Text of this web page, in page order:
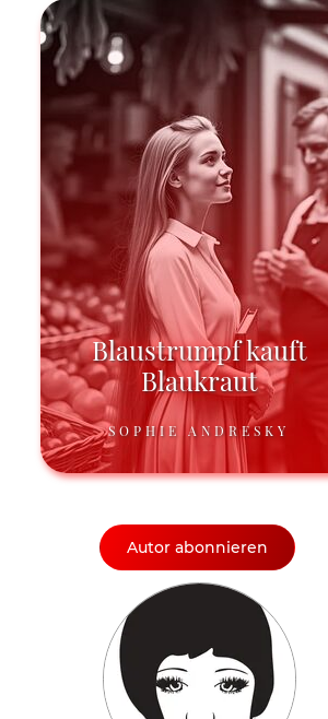
Blaustrumpf kauft
Blaukraut
SOPHIE ANDRESKY
Autor abonnieren